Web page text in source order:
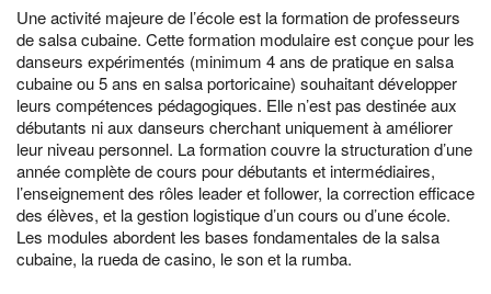
Une activité majeure de l’école est la formation de professeurs
de salsa cubaine. Cette formation modulaire est conçue pour les
danseurs expérimentés (minimum 4 ans de pratique en salsa
cubaine ou 5 ans en salsa portoricaine) souhaitant développer
leurs compétences pédagogiques. Elle n’est pas destinée aux
débutants ni aux danseurs cherchant uniquement à améliorer
leur niveau personnel. La formation couvre la structuration d’une
année complète de cours pour débutants et intermédiaires,
l’enseignement des rôles leader et follower, la correction efficace
des élèves, et la gestion logistique d’un cours ou d’une école.
Les modules abordent les bases fondamentales de la salsa
cubaine, la rueda de casino, le son et la rumba.